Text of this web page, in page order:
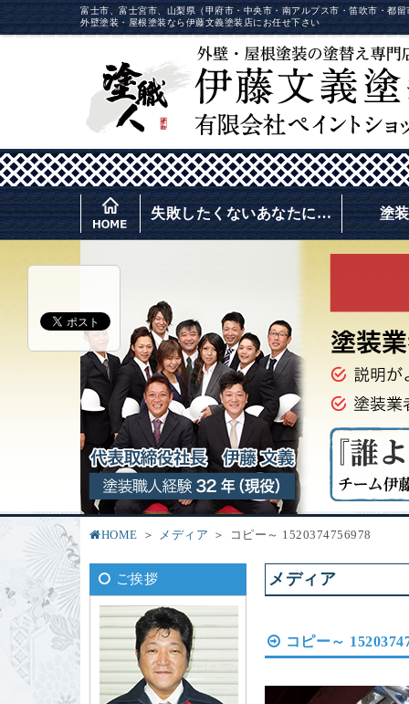
富士市、富士宮市、山梨県（甲府市・中央市・南アルプス市・笛吹市・都
外壁塗装・屋根塗装なら伊藤文義塗装店にお任せ下さい
失敗したくないあなたに… 塗
HOME メディア コピー～ 1520374756978
ご挨拶 メディア
コピー～